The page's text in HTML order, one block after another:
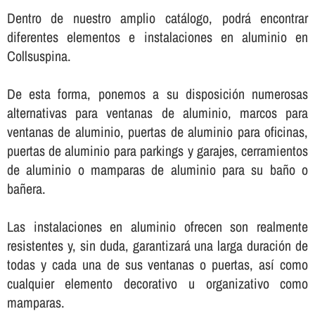
Dentro de nuestro amplio catálogo, podrá encontrar
diferentes elementos e instalaciones en aluminio en
Collsuspina.
De esta forma, ponemos a su disposición numerosas
alternativas para ventanas de aluminio, marcos para
ventanas de aluminio, puertas de aluminio para oficinas,
puertas de aluminio para parkings y garajes, cerramientos
de aluminio o mamparas de aluminio para su baño o
bañera.
Las instalaciones en aluminio ofrecen son realmente
resistentes y, sin duda, garantizará una larga duración de
todas y cada una de sus ventanas o puertas, así­ como
cualquier elemento decorativo u organizativo como
mamparas.